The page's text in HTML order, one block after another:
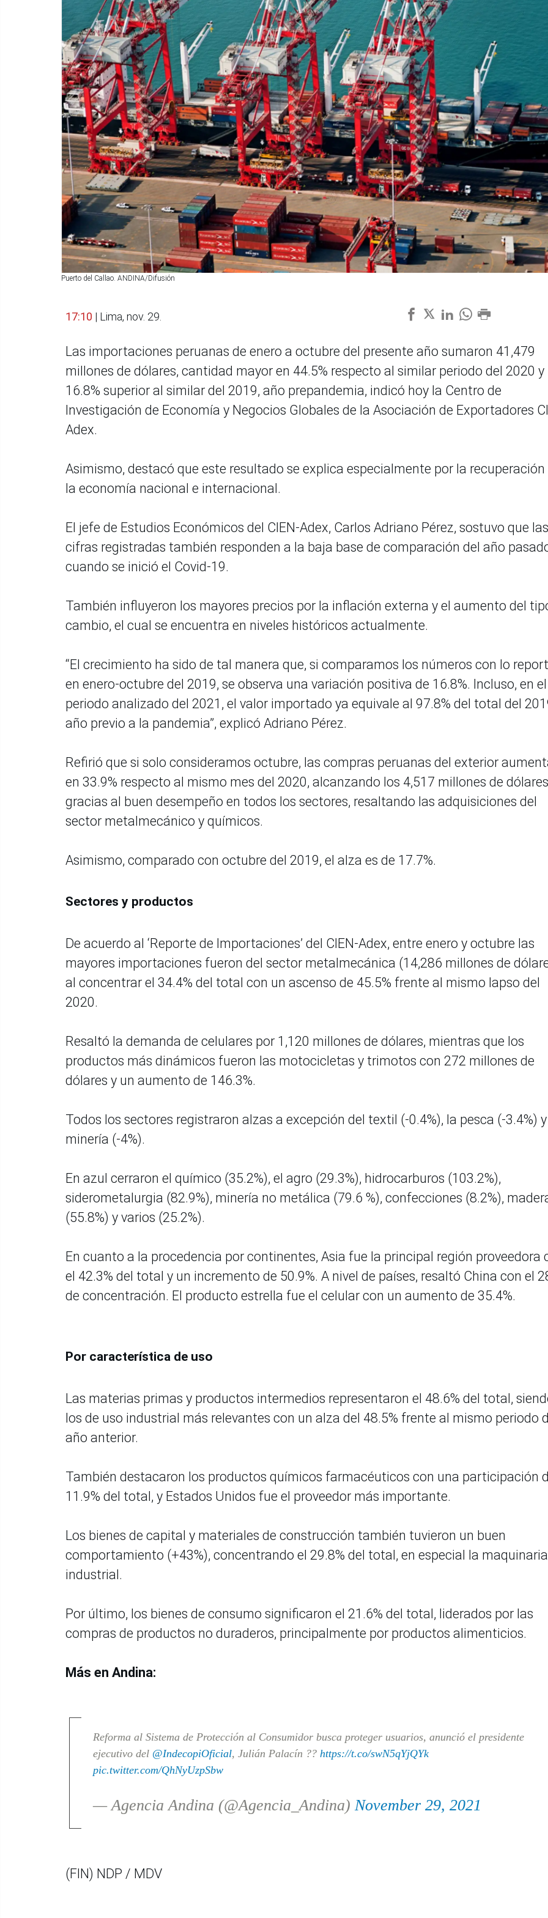
Puerto del Callao. ANDINA/Difusión
17:10 | Lima, nov. 29.
Las importaciones peruanas de enero a octubre del presente año sumaron 41,479
millones de dólares, cantidad mayor en 44.5% respecto al similar periodo del 2020 y
16.8% superior al similar del 2019, año prepandemia, indicó hoy la Centro de
Investigación de Economía y Negocios Globales de la Asociación de Exportadores
Adex.
Asimismo, destacó que este resultado se explica especialmente por la recuperación
la economía nacional e internacional.
El jefe de Estudios Económicos del CIEN-Adex, Carlos Adriano Pérez, sostuvo que las
cifras registradas también responden a la baja base de comparación del año
cuando se inició el Covid-19.
También influyeron los mayores precios por la inflación externa y el aumento del
cambio, el cual se encuentra en niveles históricos actualmente.
“El crecimiento ha sido de tal manera que, si comparamos los números con lo
en enero-octubre del 2019, se observa una variación positiva de 16.8%. Incluso, en el
periodo analizado del 2021, el valor importado ya equivale al 97.8% del total del
año previo a la pandemia”, explicó Adriano Pérez.
Refirió que si solo consideramos octubre, las compras peruanas del exterior
en 33.9% respecto al mismo mes del 2020, alcanzando los 4,517 millones de dólares
gracias al buen desempeño en todos los sectores, resaltando las adquisiciones del
sector metalmecánico y químicos.
Asimismo, comparado con octubre del 2019, el alza es de 17.7%.
Sectores y productos
De acuerdo al ‘Reporte de Importaciones’ del CIEN-Adex, entre enero y octubre las
mayores importaciones fueron del sector metalmecánica (14,286 millones de
al concentrar el 34.4% del total con un ascenso de 45.5% frente al mismo lapso del
2020.
Resaltó la demanda de celulares por 1,120 millones de dólares, mientras que los
productos más dinámicos fueron las motocicletas y trimotos con 272 millones de
dólares y un aumento de 146.3%.
Todos los sectores registraron alzas a excepción del textil (-0.4%), la pesca (-3.4%)
minería (-4%).
En azul cerraron el químico (35.2%), el agro (29.3%), hidrocarburos (103.2%),
siderometalurgia (82.9%), minería no metálica (79.6 %), confecciones (8.2%),
(55.8%) y varios (25.2%).
En cuanto a la procedencia por continentes, Asia fue la principal región proveedora
el 42.3% del total y un incremento de 50.9%. A nivel de países, resaltó China con el
de concentración. El producto estrella fue el celular con un aumento de 35.4%.
Por característica de uso
Las materias primas y productos intermedios representaron el 48.6% del total,
los de uso industrial más relevantes con un alza del 48.5% frente al mismo periodo
año anterior.
También destacaron los productos químicos farmacéuticos con una participación
11.9% del total, y Estados Unidos fue el proveedor más importante.
Los bienes de capital y materiales de construcción también tuvieron un buen
comportamiento (+43%), concentrando el 29.8% del total, en especial la maquinaria
industrial.
Por último, los bienes de consumo significaron el 21.6% del total, liderados por las
compras de productos no duraderos, principalmente por productos alimenticios.
Más en Andina:
Reforma al Sistema de Protección al Consumidor busca proteger usuarios, anunció el presidente
ejecutivo del @IndecopiOficial, Julián Palacín ?? https://t.co/swN5qYjQYk
pic.twitter.com/QhNyUzpSbw
— Agencia Andina (@Agencia_Andina) November 29, 2021
(FIN) NDP / MDV